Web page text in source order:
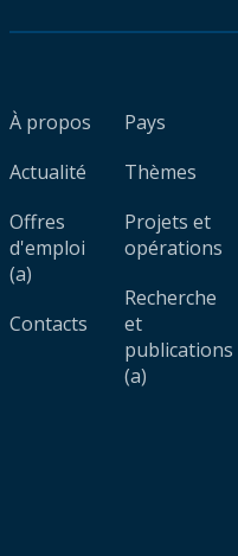
À propos
Actualité
Offres
d'emploi
(a)
Contacts
Pays
Thèmes
Projets et
opérations
Recherche
et
publications
(a)